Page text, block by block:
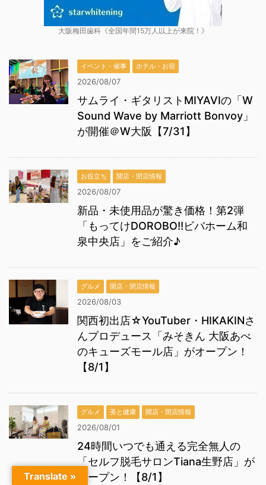
大阪梅田歯科《全国年間15万人以上が来院！》
イベント・催事 ホテル・お宿
2026/08/07
サムライ・ギタリストMIYAVIの「W
Sound Wave by Marriott Bonvoy」
が開催＠W大阪【7/31】
お役立ち 開店・閉店情報
2026/08/07
新品・未使用品が驚き価格！第2弾
「もってけDOROBO!!ビバホーム和
泉中央店」をご紹介♪
グルメ 開店・閉店情報
2026/08/03
関西初出店☆YouTuber・HIKAKINさ
んプロデュース「みそきん 大阪あべ
のキューズモール店」がオープン！
【8/1】
グルメ 美と健康 開店・閉店情報
2026/08/01
24時間いつでも通える完全無人の
「セルフ脱毛サロンTiana生野店」が
オープン！【8/1】
Translate »